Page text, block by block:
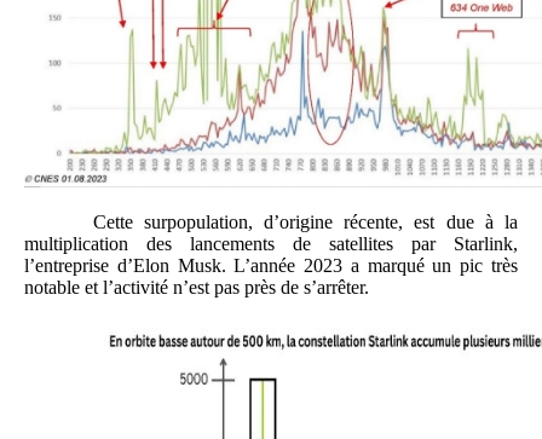
Cette surpopulation, d’origine récente, est due à la
multiplication des lancements de satellites par Starlink,
l’entreprise d’Elon Musk. L’année 2023 a marqué un pic très
notable et l’activité n’est pas près de s’arrêter.